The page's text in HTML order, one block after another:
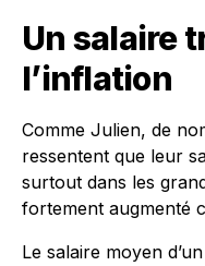
Un salaire
l’inflation
Comme Julien, de
ressentent que leur
surtout dans les
fortement augmenté
Le salaire moyen